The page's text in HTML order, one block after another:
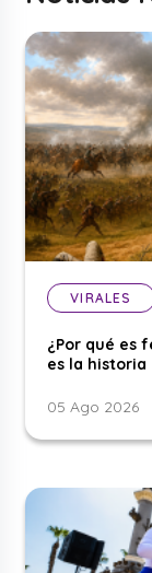
VIRALES
¿Por qué es
es la historia
05 Ago 2026